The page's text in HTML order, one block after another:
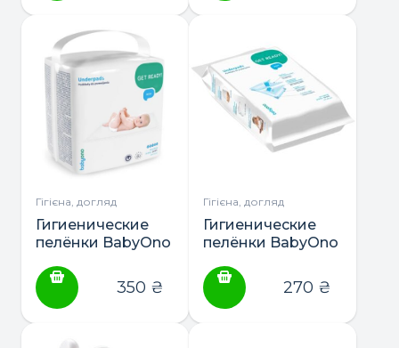
BabyOno
Гігієна, догляд
Гигиенические
пелёнки BabyOno
350 ₴
Гігієна, догляд
Гигиенические
пелёнки BabyOno
270 ₴